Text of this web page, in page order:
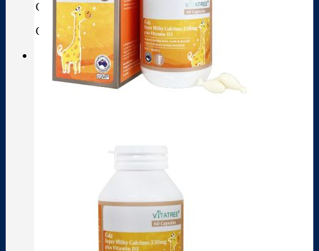
Giỏ hàng
Chưa có sản phẩm trong giỏ hàng.